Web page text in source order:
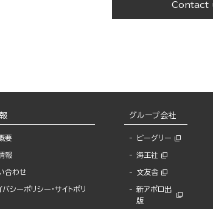
Contact
要
報
合わせ
バシーポリシー・サイトポリ
グループ会社
ビーグリー
海王社
文友舎
新アポロ出
版